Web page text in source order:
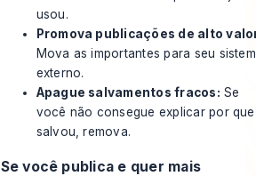
usou.
Promova publicações de alto
Mova as importantes para seu
externo.
Apague salvamentos fracos: Se
você não consegue explicar por que
salvou, remova.
Se você publica e quer mais